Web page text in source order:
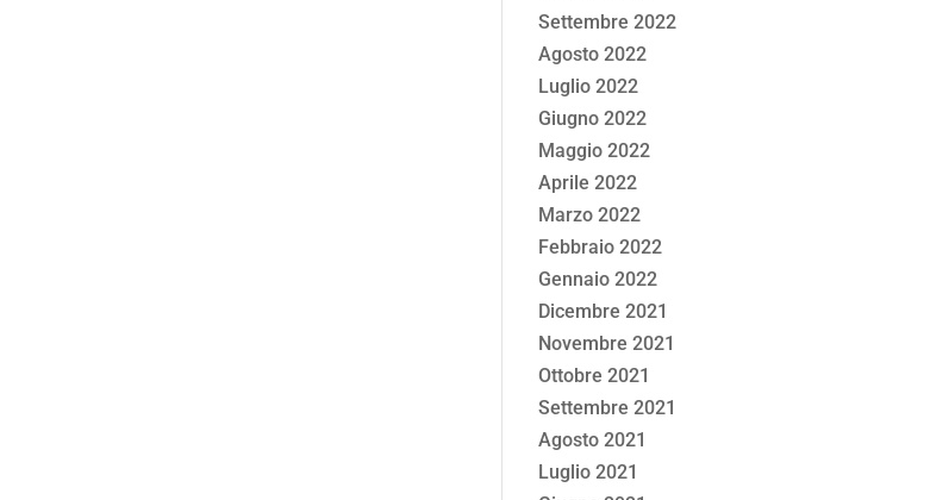
Settembre 2022
Agosto 2022
Luglio 2022
Giugno 2022
Maggio 2022
Aprile 2022
Marzo 2022
Febbraio 2022
Gennaio 2022
Dicembre 2021
Novembre 2021
Ottobre 2021
Settembre 2021
Agosto 2021
Luglio 2021